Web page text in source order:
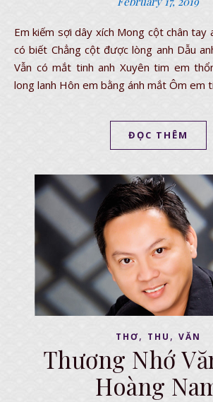
Em kiếm sợi dây xích Mong cột chân tay anh Nhưng em nào
có biết Chẳng cột được lòng anh Dẫu
Vẫn có mắt tinh anh Xuyên tim em
long lanh Hôn em bằng ánh mắt Ôm em
ĐỌC THÊM
THƠ, THU , VĂN
Thương Nhớ
Hoàng